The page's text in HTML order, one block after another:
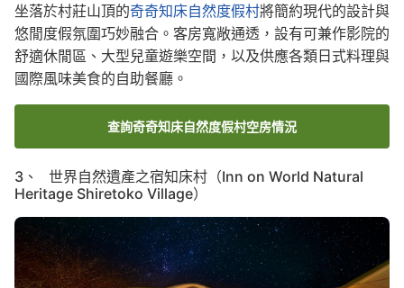
坐落於村莊山頂的奇奇知床自然度假村將簡約現代的設計與
悠閒度假氛圍巧妙融合。客房寬敞通透，設有可兼作影院的
舒適休閒區、大型兒童遊樂空間，以及供應各類日式料理與
國際風味美食的自助餐廳。
查詢奇奇知床自然度假村空房情況
3、 世界自然遺產之宿知床村（Inn on World Natural
Heritage Shiretoko Village）
Image